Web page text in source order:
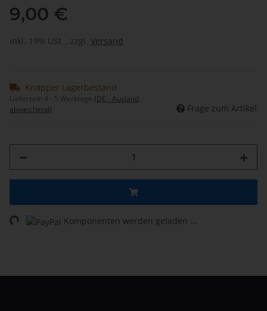
9,00 €
inkl. 19% USt. , zzgl. Versand
Knapper Lagerbestand
Lieferzeit: 4 - 5 Werktage (DE - Ausland
abweichend)
Frage zum Artikel
Komponenten werden geladen ...